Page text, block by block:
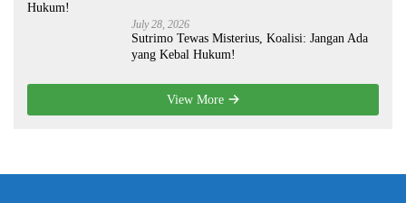
July 28, 2026
Sutrimo Tewas Misterius, Koalisi: Jangan Ada
yang Kebal Hukum!
View More